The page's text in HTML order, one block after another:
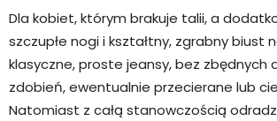
Dla kobiet, którym brakuje talii, a
szczupłe nogi i kształtny, zgrabny biust
klasyczne, proste jeansy, bez zbędnych
zdobień, ewentualnie przecierane lub
Natomiast z całą stanowczością